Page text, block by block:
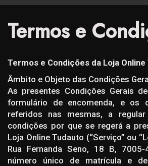
Termos e
Termos e Condições da Loja
Âmbito e Objeto das Condições
As presentes Condições Gerais
formulário de encomenda, e os
referidos nas mesmas, a
condições por que se regerá a
Loja Online Tudauto (“Serviço” ou
Rua Fernanda Seno, 18 B,
número único de matrícula e